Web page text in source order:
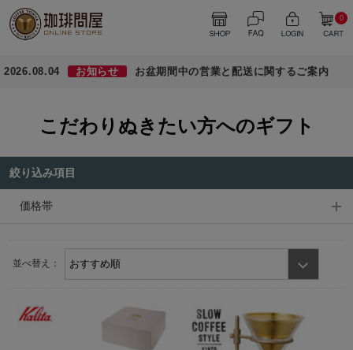
0
2026.08.04 お知らせ お盆期間中の営業と配送に関するご案内
こだわりぬきたい方へのギフト
絞り込み項目
価格帯
並べ替え：